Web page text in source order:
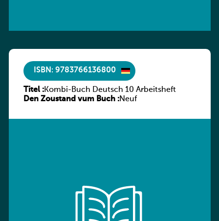
ISBN: 9783766136800
Titel :Kombi-Buch Deutsch 10 Arbeitsheft
Den Zoustand vum Buch :Neuf